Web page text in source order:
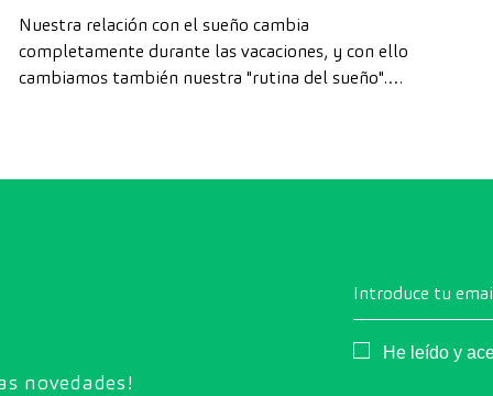
Nuestra relación con el sueño cambia
completamente durante las vacaciones, y con ello
cambiamos también nuestra "rutina del sueño".
novedades!
Introduce tu
Consentimiento
He leído y